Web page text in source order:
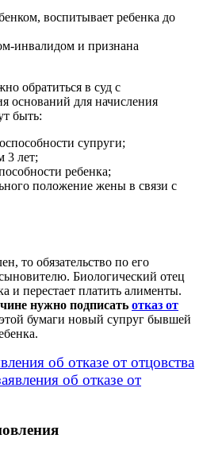
воспитывает ребенка до
инвалидом и признана
обратиться в суд с
оснований для начисления
быть:
супруги;
3 лет;
ребенка;
положение жены в связи с
то обязательство по его
Биологический отец
и перестает платить алименты.
нужно подписать отказ от
бумаги новый супруг бывшей
об отказе от отцовства
об отказе от